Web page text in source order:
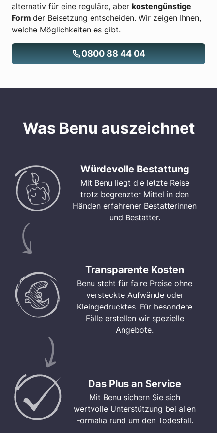
alternativ für eine reguläre, aber kostengünstige
Form der Beisetzung entscheiden. Wir zeigen Ihnen,
welche Möglichkeiten es gibt.
0800 88 44 04
Was Benu auszeichnet
Würdevolle Bestattung
Mit Benu liegt die letzte Reise
trotz begrenzter Mittel in den
Händen erfahrener Bestatterinnen
und Bestatter.
Transparente Kosten
Benu steht für faire Preise ohne
versteckte Aufwände oder
Kleingedrucktes. Für besondere
Fälle erstellen wir spezielle
Angebote.
Das Plus an Service
Mit Benu sichern Sie sich
wertvolle Unterstützung bei allen
Formalia rund um den Todesfall.